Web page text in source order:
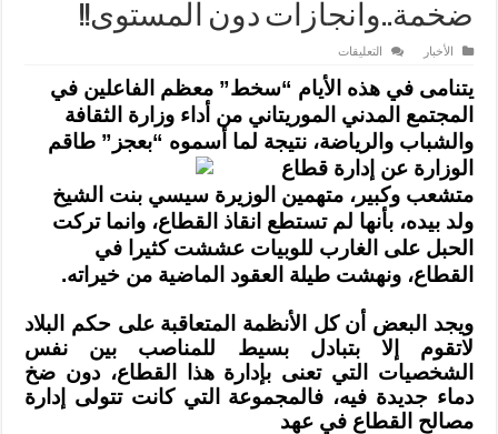
ضخمة..وانجازات دون المستوى!!
الأخبار التعليقات
الثقافة:
نفقات
ضخمة..وانجازات
دون
المستوى!!
مغلقة
يتنامى في هذه الأيام “سخط” معظم الفاعلين في
المجتمع المدني الموريتاني من أداء وزارة الثقافة
والشباب والرياضة، نتيجة لما أسموه “بعجز” طاقم
الوزارة عن إدارة قطاع
متشعب وكبير، متهمين الوزيرة سيسي بنت الشيخ
ولد بيده، بأنها لم تستطع انقاذ القطاع، وانما تركت
الحبل على الغارب للوبيات عششت كثيرا في
القطاع، ونهشت طيلة العقود الماضية من خيراته.
ويجد البعض أن كل الأنظمة المتعاقبة على حكم البلاد
لاتقوم إلا بتبادل بسيط
للمناصب بين نفس
الشخصيات التي تعنى بإدارة هذا القطاع، دون ضخ
دماء جديدة فيه، فالمجموعة التي كانت تتولى إدارة
مصالح القطاع في عهد